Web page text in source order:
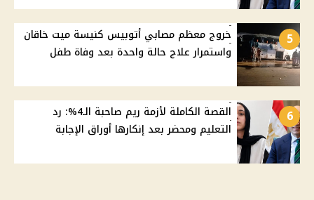
5
خروج معظم مصابي أتوبيس كنيسة ميت خاقان
واستمرار علاج حالة واحدة بعد وفاة طفل
6
القصة الكاملة لأزمة ريم صاحبة الـ4%: رد
التعليم ومحضر بعد إنكارها أوراق الإجابة